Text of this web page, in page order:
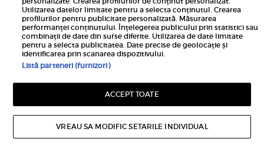
Inscrie-te la newsletterul UNICA
Pariază responsabil! Decizia ONJN nr. 821/25.09.2025.
Jocurile de noroc sunt interzise minorilor.
Utilizarea datelor limitate pentru a selecta conținutul. Crearea
profilurilor pentru publicitate personalizată. Măsurarea
performanței conținutului. Înțelegerea publicului prin statistici sau
combinații de date din surse diferite. Utilizarea de date limitate
pentru a selecta publicitatea. Date precise de geolocație și
identificarea prin scanarea dispozitivului.
Listă parteneri (furnizori)
ACCEPT TOATE
VREAU SA MODIFIC SETARILE INDIVIDUAL